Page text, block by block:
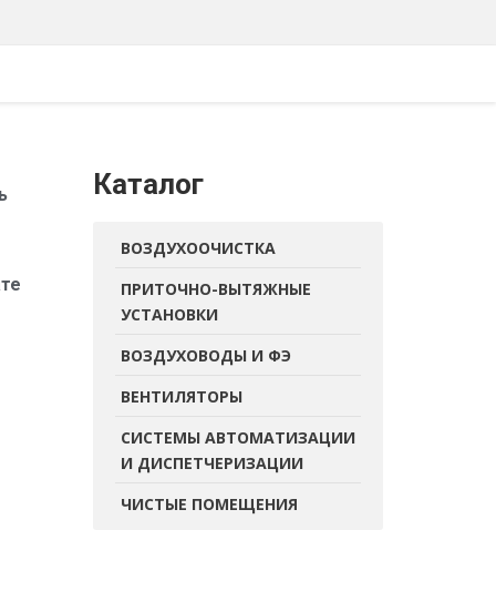
Каталог
ВОЗДУХООЧИСТКА
ПРИТОЧНО-ВЫТЯЖНЫЕ
УСТАНОВКИ
ВОЗДУХОВОДЫ И ФЭ
ВЕНТИЛЯТОРЫ
СИСТЕМЫ АВТОМАТИЗАЦИИ
И ДИСПЕТЧЕРИЗАЦИИ
ЧИСТЫЕ ПОМЕЩЕНИЯ